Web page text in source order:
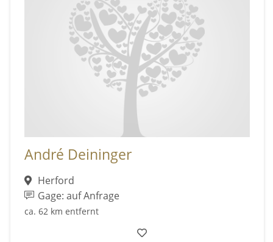
André Deininger
Herford
Gage: auf Anfrage
ca. 62 km entfernt